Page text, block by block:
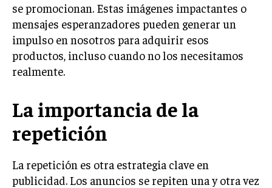
GESTIÓN DE CLIENTES
EMPRENDIMIENTO
INNOVACIÓN EMPRESARIAL
HABILIDADES DIRECTIVAS
PLANIFICACIÓN EMPRESARIAL
se promocionan. Estas imágenes impactantes o
mensajes esperanzadores pueden generar un
impulso en nosotros para adquirir esos
productos, incluso cuando no los necesitamos
realmente.
La importancia de la
repetición
La repetición es otra estrategia clave en
publicidad. Los anuncios se repiten una y otra vez